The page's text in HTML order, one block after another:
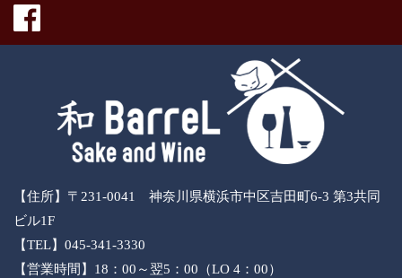
【住所】〒231-0041 神奈川県横浜市中区吉田町6-3 第3共同
ビル1F
【TEL】045-341-3330
【営業時間】18：00～翌5：00（LO 4：00）